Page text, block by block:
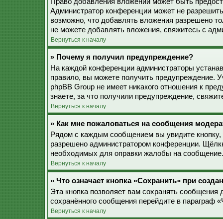
Администратор конференции может не
возможно, что добавлять вложения разрешено
не можете добавлять вложения, свяжитесь с
Вернуться к началу
» Почему я получил предупреждение?
На каждой конференции администраторы
правило, вы можете получить предупреждение.
phpBB Group не имеет никакого отношения к
знаете, за что получили предупреждение,
Вернуться к началу
» Как мне пожаловаться на сообщения
Рядом с каждым сообщением вы увидите
разрешено администратором конференции.
необходимых для оправки жалобы на сообщение.
Вернуться к началу
» Что означает кнопка «Сохранить» при
Эта кнопка позволяет вам сохранять сообщения
сохранённого сообщения перейдите в параграф
Вернуться к началу